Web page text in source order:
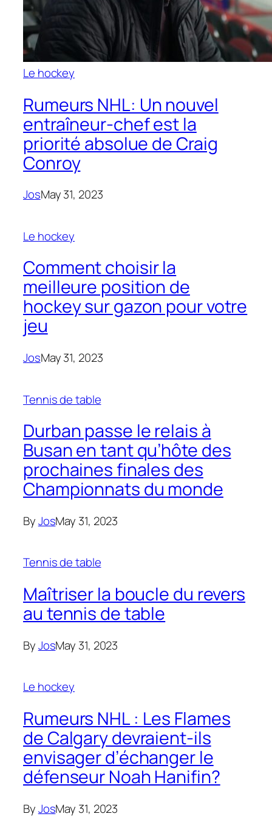
Le hockey
Rumeurs NHL: Un nouvel
entraîneur-chef est la
priorité absolue de Craig
Conroy
JosMay 31, 2023
Le hockey
Comment choisir la
meilleure position de
hockey sur gazon pour votre
jeu
JosMay 31, 2023
Tennis de table
Durban passe le relais à
Busan en tant qu’hôte des
prochaines finales des
Championnats du monde
ByJosMay 31, 2023
Tennis de table
Maîtriser la boucle du revers
au tennis de table
ByJosMay 31, 2023
Le hockey
Rumeurs NHL : Les Flames
de Calgary devraient-ils
envisager d’échanger le
défenseur Noah Hanifin?
ByJosMay 31, 2023